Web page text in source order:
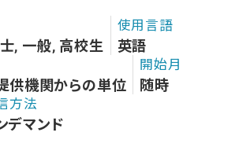
, 一般, 高校生
使用言語
英語
供機関からの単位
開始月
随時
方法
デマンド